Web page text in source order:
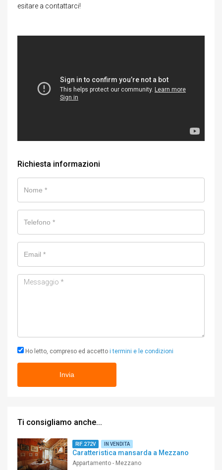
esitare a contattarci!
Richiesta informazioni
Messaggio
Ho letto, compreso ed accetto i termini e le condizioni
Ti consigliamo anche...
RIF.272V IN VENDITA
Caratteristica mansarda a Mezzano
Appartamento - Mezzano